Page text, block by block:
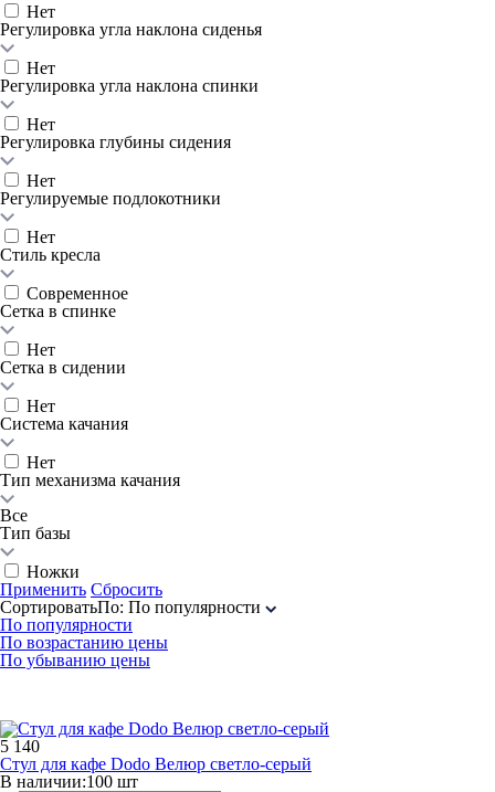
Нет
Регулировка угла наклона сиденья
Нет
Регулировка угла наклона спинки
Нет
Регулировка глубины сидения
Нет
Регулируемые подлокотники
Нет
Стиль кресла
Современное
Сетка в спинке
Нет
Сетка в сидении
Нет
Система качания
Нет
Тип механизма качания
Все
Тип базы
Ножки
Применить Сбросить
СортироватьПо: По популярности
По популярности
По возрастанию цены
По убыванию цены
5 140
Стул для кафе Dodo Велюр светло-серый
В наличии:100 шт